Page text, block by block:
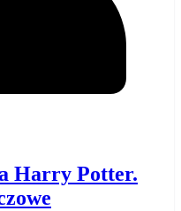
Harry Potter.